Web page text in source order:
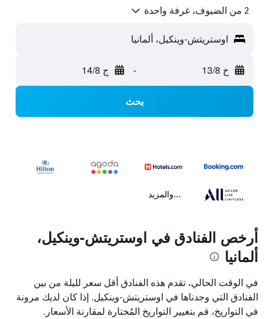
2 من الضيوف، غرفة واحدة
اوستريتش-وينكيل، ألمانيا
خ 13/8 - ج 14/8
بحث
...والمزيد
أرخص الفنادق في اوستريتش-وينكيل،
ألمانيا
في الوقت الحالي، تقدم هذه الفنادق أقل سعر لليلة من بين
الفنادق التي وجدناها في اوستريتش-وينكيل. إذا كان لديك مرونة
في التواريخ، قم بتغيير التواريخ المُختارة لمقارنة الأسعار.